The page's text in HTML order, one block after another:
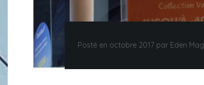
Posté en octobre 2017 par Eden Mag